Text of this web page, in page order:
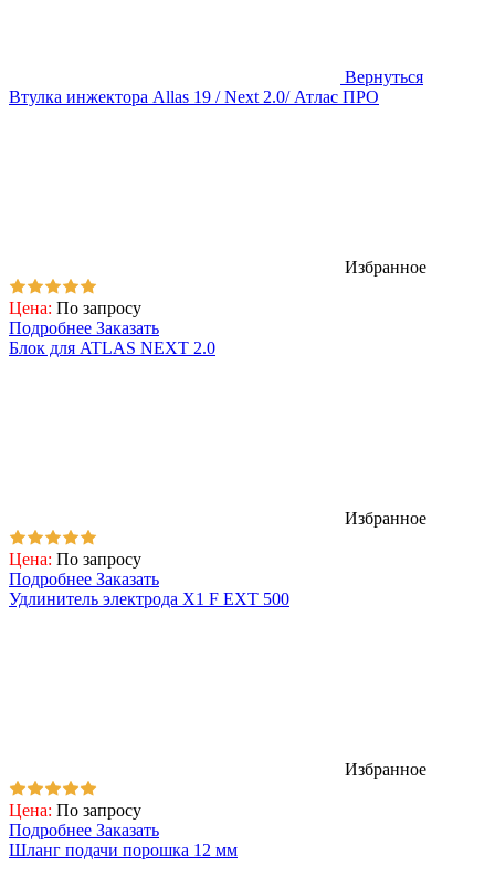
Вернуться
Втулка инжектора Allas 19 / Next 2.0/ Атлас ПРО
Избранное
Цена: По запросу
Подробнее Заказать
Блок для ATLAS NEXT 2.0
Избранное
Цена: По запросу
Подробнее Заказать
Удлинитель электрода Х1 F EXT 500
Избранное
Цена: По запросу
Подробнее Заказать
Шланг подачи порошка 12 мм